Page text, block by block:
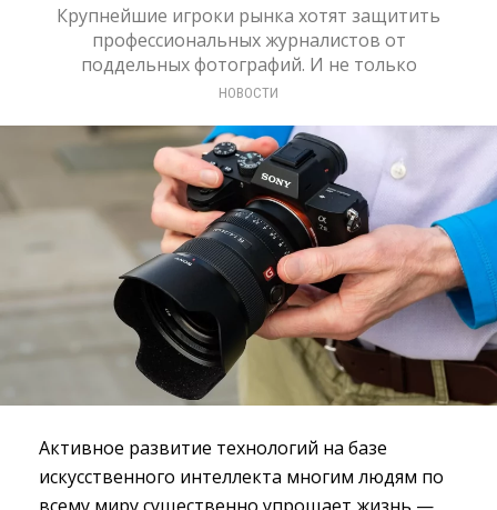
Крупнейшие игроки рынка хотят защитить
профессиональных журналистов от
поддельных фотографий. И не только
НОВОСТИ
Активное развитие технологий на базе
искусственного интеллекта многим людям по